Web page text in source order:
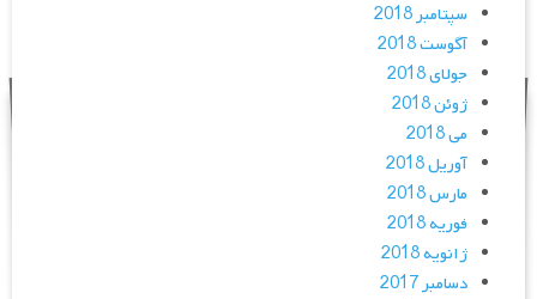
سپتامبر 2018
آگوست 2018
جولای 2018
ژوئن 2018
می 2018
آوریل 2018
مارس 2018
فوریه 2018
ژانویه 2018
دسامبر 2017